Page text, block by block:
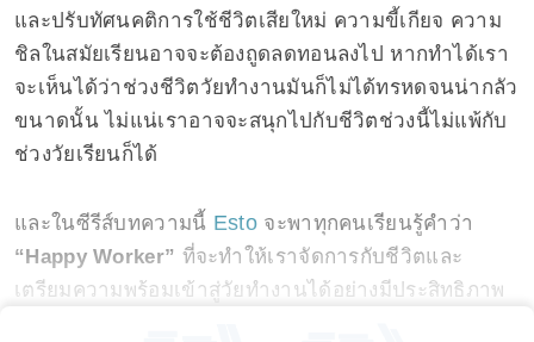
และปรับทัศนคติการใช้ชีวิตเสียใหม่ ความขี้เกียจ ความ
ชิลในสมัยเรียนอาจจะต้องถูดลดทอนลงไป หากทำได้เรา
จะเห็นได้ว่าช่วงชีวิตวัยทำงานมันก็ไม่ได้ทรหดจนน่ากลัว
ขนาดนั้น ไม่แน่เราอาจจะสนุกไปกับชีวิตช่วงนี้ไม่แพ้กับ
ช่วงวัยเรียนก็ได้
และในซีรีส์บทความนี้ Esto จะพาทุกคนเรียนรู้คำว่า
“Happy Worker” ที่จะทำให้เราจัดการกับชีวิตและ
เตรียมความพร้อมเข้าสู่วัยทำงานได้อย่างมีประสิทธิภาพ